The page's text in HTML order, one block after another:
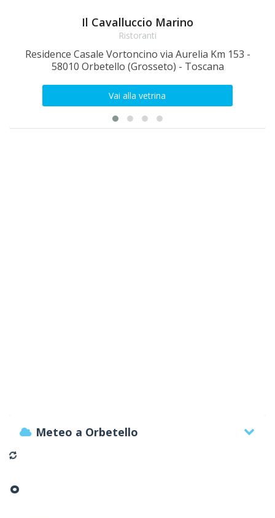
Il Cavalluccio Marino
Ristoranti
Residence Casale Vortoncino via Aurelia Km 153 -
58010 Orbetello (Grosseto) - Toscana
Vai alla vetrina
Meteo a Orbetello
°